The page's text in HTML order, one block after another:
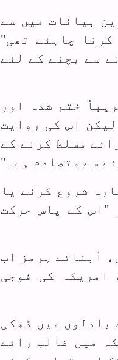
بیانات میں سے
چاہئے تھی"
سے بچنے کے لئے
ختم شدہ اور
اس کی روایت
مسلط کرنے کے
سے متصادم ہے۔"
شروع کرنے یا
"اس کے پاس حرکت
آبنائے ہرمز اب
امریکہ کی فوجی
بادلوں میں ڈھکی
میں غالب رائے